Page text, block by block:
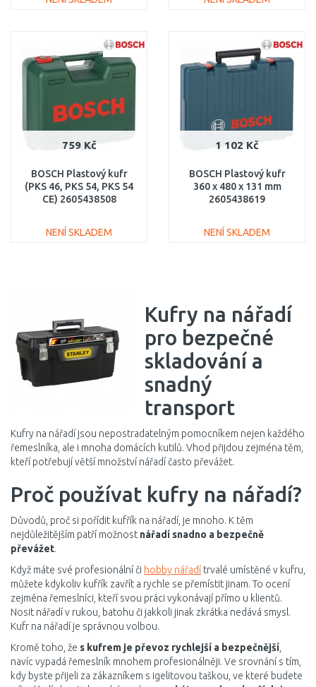
Porovnat Porovnat
759 Kč
BOSCH Plastový kufr
(PKS 46, PKS 54, PKS 54
CE) 2605438508
NENÍ SKLADEM
1 102 Kč
BOSCH Plastový kufr
360 x 480 x 131 mm
2605438619
NENÍ SKLADEM
Kufry na nářadí
pro bezpečné
skladování a
snadný
transport
Kufry na nářadí jsou nepostradatelným pomocníkem nejen každého
řemeslníka, ale i mnoha domácích kutilů. Vhod přijdou zejména těm,
kteří potřebují větší množství nářadí často převážet.
Proč používat kufry na nářadí?
Důvodů, proč si pořídit kufřík na nářadí, je mnoho. K těm
nejdůležitějším patří možnost nářadí snadno a bezpečně
převážet.
Když máte své profesionální či hobby nářadí trvalé umístěné v kufru,
můžete kdykoliv kufřík zavřít a rychle se přemístit jinam. To ocení
zejména řemeslníci, kteří svou práci vykonávají přímo u klientů.
Nosit nářadí v rukou, batohu či jakkoli jinak zkrátka nedává smysl.
Kufr na nářadí je správnou volbou.
Kromě toho, že s kufrem je převoz rychlejší a bezpečnější
navíc vypadá řemeslník mnohem profesionálněji. Ve srovnání s tím,
kdy byste přijeli za zákazníkem s igelitovou taškou, ve které budete